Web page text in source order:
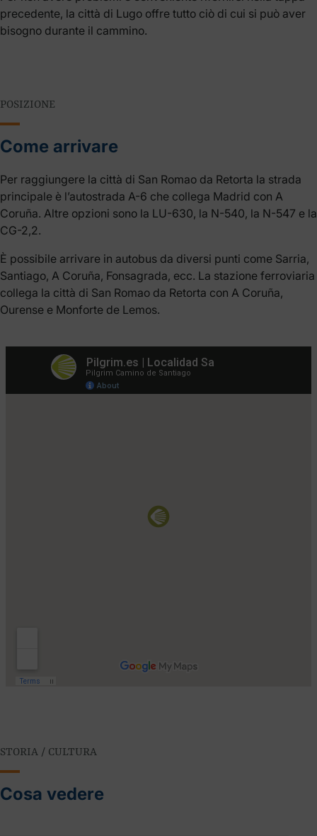
precedente, la città di Lugo offre tutto ciò di cui si può aver
bisogno durante il cammino.
POSIZIONE
Come arrivare
Per raggiungere la città di San Romao da Retorta la strada
principale è l’autostrada A-6 che collega Madrid con A
Coruña. Altre opzioni sono la LU-630, la N-540, la N-547 e la
CG-2,2.
È possibile arrivare in autobus da diversi punti come Sarria,
Santiago, A Coruña, Fonsagrada, ecc. La stazione ferroviaria
collega la città di San Romao da Retorta con A Coruña,
Ourense e Monforte de Lemos.
STORIA / CULTURA
Cosa vedere